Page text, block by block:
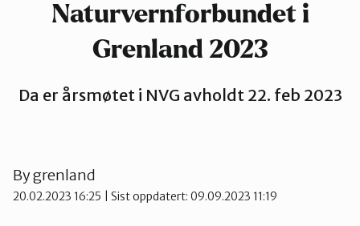
Kragerø og Drangedal
Vest-Telemark
Naturvernforbundet i
Grenland 2023
Da er årsmøtet i NVG avholdt 22. feb 2023
Bygrenland
20.02.2023 16:25 | Sist oppdatert: 09.09.2023 11:19